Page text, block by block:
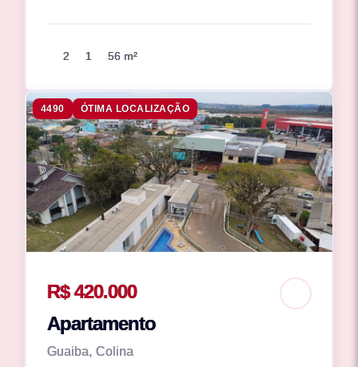
2 1 56 m²
4490 ÓTIMA LOCALIZAÇÃO
R$ 420.000
Apartamento
Guaiba, Colina